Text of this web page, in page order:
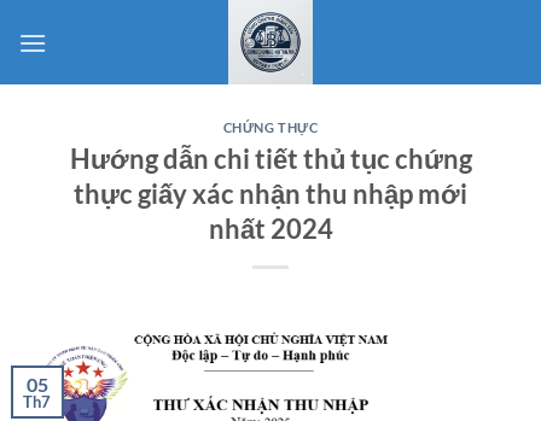
qua
CHỨNG THỰC
Hướng dẫn chi tiết thủ tục chứng
thực giấy xác nhận thu nhập mới
nhất 2024
05
Th7